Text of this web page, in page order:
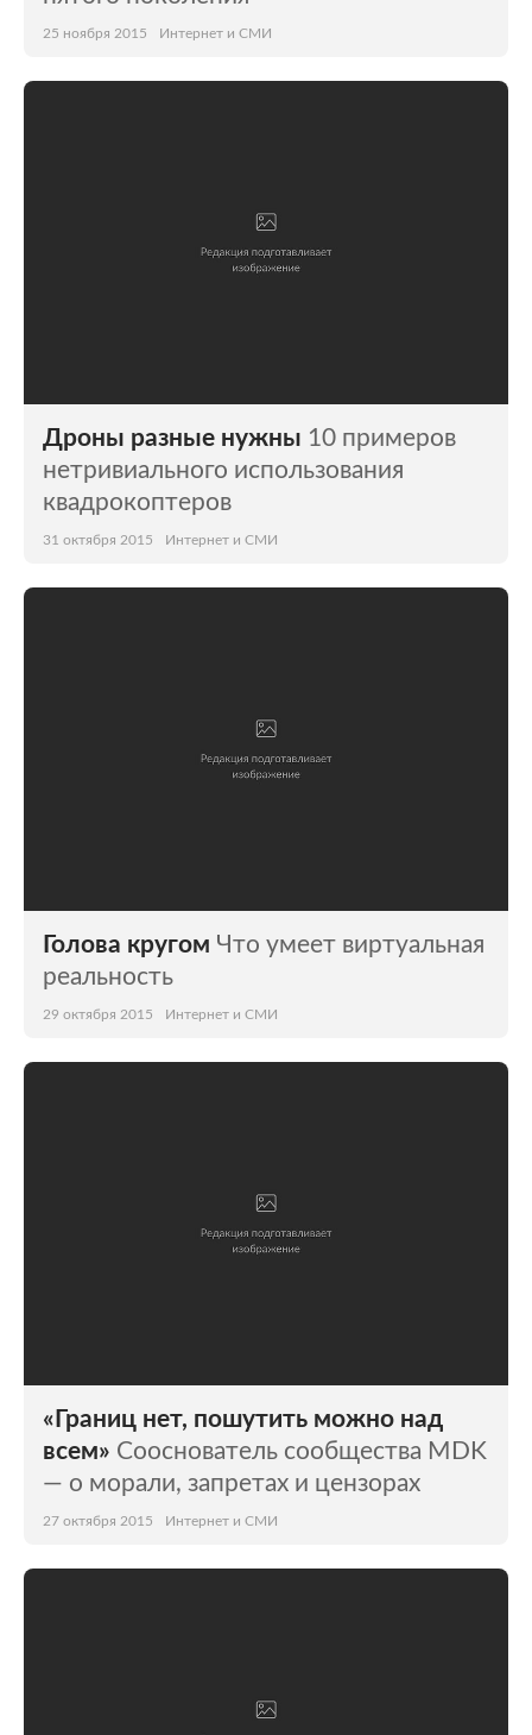
25 ноября 2015 Интернет и СМИ
Дроны разные нужны 10 примеров
нетривиального использования
квадрокоптеров
31 октября 2015 Интернет и СМИ
Голова кругом Что умеет виртуальная
реальность
29 октября 2015 Интернет и СМИ
«Границ нет, пошутить можно над
всем» Сооснователь сообщества MDK
— о морали, запретах и цензорах
27 октября 2015 Интернет и СМИ